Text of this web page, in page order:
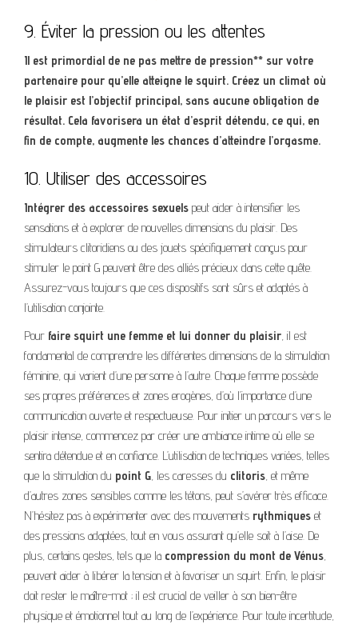
9. Éviter la pression ou les attentes
Il est primordial de ne pas mettre de pression** sur votre
partenaire pour qu’elle atteigne le squirt. Créez un climat où
le plaisir est l’objectif principal, sans aucune obligation de
résultat. Cela favorisera un état d’esprit détendu, ce qui, en
fin de compte, augmente les chances d’atteindre l’orgasme.
10. Utiliser des accessoires
Intégrer des accessoires sexuels peut aider à intensifier les
sensations et à explorer de nouvelles dimensions du plaisir. Des
stimulateurs clitoridiens ou des jouets spécifiquement conçus pour
stimuler le point G peuvent être des alliés précieux dans cette quête.
Assurez-vous toujours que ces dispositifs sont sûrs et adaptés à
l’utilisation conjointe.
Pour faire squirt une femme et lui donner du plaisir, il est
fondamental de comprendre les différentes dimensions de la stimulation
féminine, qui varient d’une personne à l’autre. Chaque femme possède
ses propres préférences et zones erogènes, d’où l’importance d’une
communication ouverte et respectueuse. Pour initier un parcours vers le
plaisir intense, commencez par créer une ambiance intime où elle se
sentira détendue et en confiance. L’utilisation de techniques variées, telles
que la stimulation du point G, les caresses du clitoris, et même
d’autres zones sensibles comme les tétons, peut s’avérer très efficace.
N’hésitez pas à expérimenter avec des mouvements rythmiques et
des pressions adaptées, tout en vous assurant qu’elle soit à l’aise. De
plus, certains gestes, tels que la compression du mont de Vénus,
peuvent aider à libérer la tension et à favoriser un squirt. Enfin, le plaisir
doit rester le maître-mot ; il est crucial de veiller à son bien-être
physique et émotionnel tout au long de l’expérience. Pour toute incertitude,